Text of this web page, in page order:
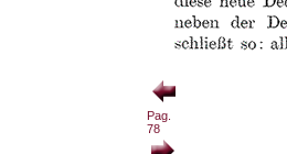
Pag.
78